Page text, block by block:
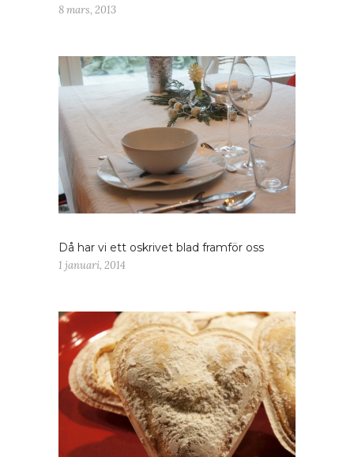
8 mars, 2013
Då har vi ett oskrivet blad framför oss
1 januari, 2014